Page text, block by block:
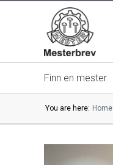
Finn en mester
You are here: Home